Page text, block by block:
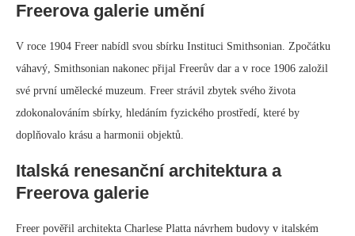
Freerova galerie umění
V roce 1904 Freer nabídl svou sbírku Instituci Smithsonian. Zpočátku
váhavý, Smithsonian nakonec přijal Freerův dar a v roce 1906 založil
své první umělecké muzeum. Freer strávil zbytek svého života
zdokonalováním sbírky, hledáním fyzického prostředí, které by
doplňovalo krásu a harmonii objektů.
Italská renesanční architektura a
Freerova galerie
Freer pověřil architekta Charlese Platta návrhem budovy v italském